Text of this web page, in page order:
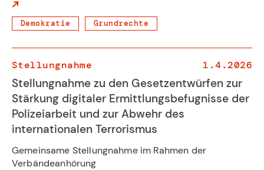
Demokratie Grundrechte
Stellungnahme 1.4.2026
Stellungnahme zu den Gesetzentwürfen zur
Stärkung digitaler Ermittlungsbefugnisse der
Polizeiarbeit und zur Abwehr des
internationalen Terrorismus
Gemeinsame Stellungnahme im Rahmen der
Verbändeanhörung